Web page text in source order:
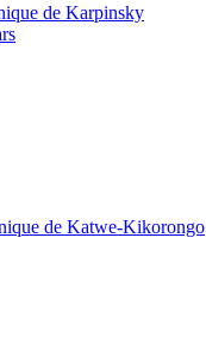
de Karpinsky
de Katwe-Kikorongo